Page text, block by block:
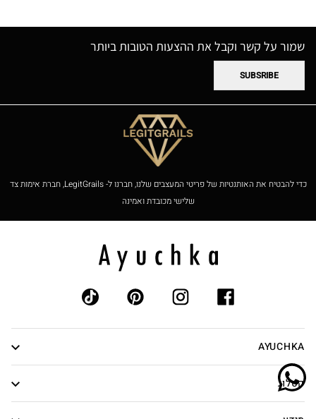
שמור על קשר וקבל את ההצעות הטובות ביותר
SUBSRIBE
כדי להבטיח את האותנטיות של פריטי המעצבים שלנו, חברנו ל- LegitGrails, חברת אימות צד
שלישי מכובדת ואמינה
AYUCHKA
אודות
אותנטיות
קטלוג
נשים